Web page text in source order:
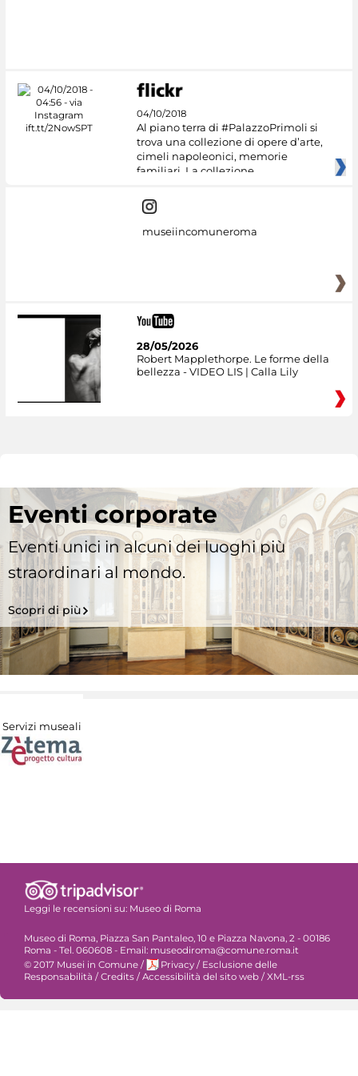
04/10/2018
Al piano terra di #PalazzoPrimoli si
trova una collezione di opere d’arte,
cimeli napoleonici, memorie
familiari. La collezione
museiincomuneroma
28/05/2026
Robert Mapplethorpe. Le forme della
bellezza - VIDEO LIS | Calla Lily
Eventi corporate
Eventi unici in alcuni dei luoghi più
straordinari al mondo.
Scopri di più
Servizi museali
Leggi le recensioni su: Museo di Roma
Museo di Roma, Piazza San Pantaleo, 10 e Piazza Navona, 2 - 00186
Roma - Tel. 060608 - Email: museodiroma@comune.roma.it
© 2017 Musei in Comune / Privacy / Esclusione delle
Responsabilità /Credits /Accessibilità del sito web /XML-rss